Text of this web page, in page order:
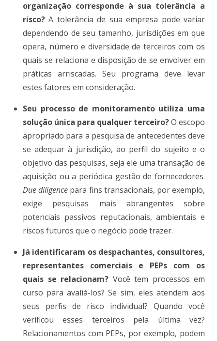
organização corresponde à sua tolerância a
risco?A tolerância de sua empresa pode variar
dependendo de seu tamanho, jurisdições em que
opera, número e diversidade de terceiros com os
quais se relaciona e disposição de se envolver em
práticas arriscadas. Seu programa deve levar
estes fatores em consideração.
Seu processo de monitoramento utiliza uma
solução única para qualquer terceiro?O escopo
apropriado para a pesquisa de antecedentes deve
se adequar à jurisdição, ao perfil do sujeito e o
objetivo das pesquisas, seja ele uma transação de
aquisição ou a periódica gestão de fornecedores.
Due diligence para fins transacionais, por exemplo,
exige pesquisas mais abrangentes sobre
potenciais passivos reputacionais, ambientais e
riscos futuros que o negócio pode trazer.
Já identificaram os despachantes, consultores,
representantes comerciais e PEPs com os
quais se relacionam? Você tem processos em
curso para avaliá-los? Se sim, eles atendem aos
seus perfis de risco individual? Quando você
verificou esses terceiros pela última vez?
Relacionamentos com PEPs, por exemplo, podem